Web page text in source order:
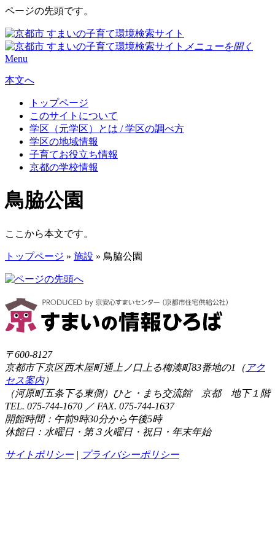
ページの先頭です。
メニューを開く
Menu
本文へ
トップページ
このサイトについて
学区（元学区）とは / 学区の調べ方
学区の地域情報
子育てお役立ち情報
京都の学校情報
鳥脇公園
ここから本文です。
トップページ » 施設 » 鳥脇公園
〒600-8127
京都市下京区西木屋町通上ノ口上る梅湊町83番地の1（ アク
セス案内）
（河原町五条下る東側）ひと・まち交流館 京都 地下１階
TEL. 075-744-1670 ／ FAX. 075-744-1637
開館時間：午前9時30分から午後5時
休館日：水曜日・第３火曜日・祝日・年末年始
サイトポリシー| プライバシーポリシー